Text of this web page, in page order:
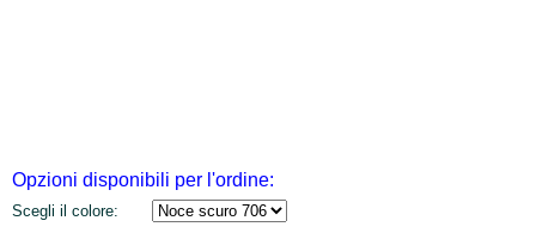
Opzioni disponibili per l'ordine:
Scegli il colore: